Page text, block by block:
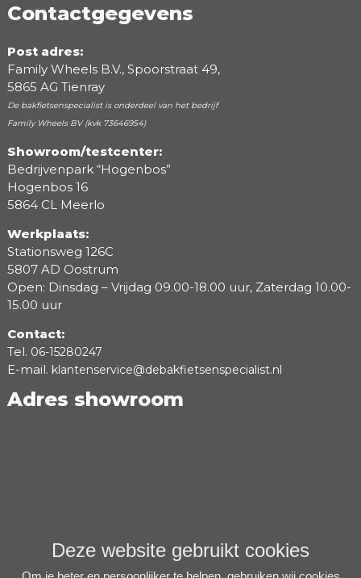
Beoordeling
Contactgegevens
Post adres:
Family Wheels B.V., Spoorstraat 49,
5865 AG Tienray
De bakfietsenspecialist is onderdeel van het bedrijf
Family Wheels BV (kvk 73646954)
Showroom/testcenter:
Bedrijvenpark “Hogenbos”
Hogenbos 16
5864 CL Meerlo
Werkplaats:
Stationsweg 126C
5807 AD Oostrum
Open: Dinsdag – Vrijdag 09.00-18.00 uur, Zaterdag 10.00-
15.00 uur
Contact:
Tel. 06-15280247
E-mail. klantenservice@debakfietsenspecialist.nl
Adres showroom
Deze website gebruikt cookies